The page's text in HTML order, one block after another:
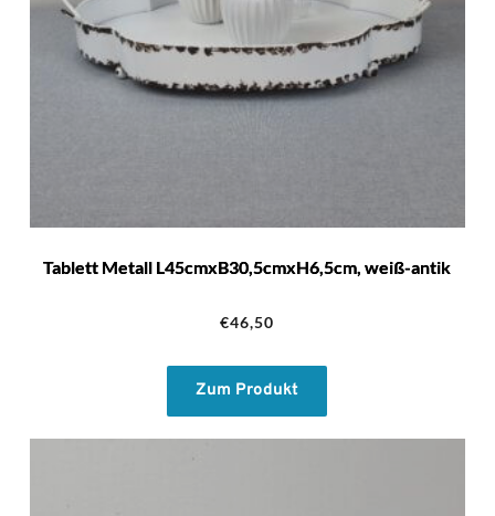
Tablett Metall L45cmxB30,5cmxH6,5cm, weiß-antik
€46,50
Zum Produkt